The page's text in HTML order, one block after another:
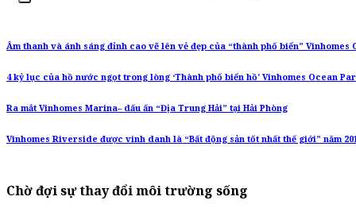
Âm thanh và ánh sáng đỉnh cao vẽ lên vẻ đẹp của “thành phố biển” Vinhomes
4 kỷ lục của hồ nước ngọt trong lòng ‘Thành phố biển hồ’ Vinhomes Ocean
Ra mắt Vinhomes Marina– dấu ấn “Địa Trung Hải” tại Hải Phòng
Vinhomes Riverside được vinh danh là “Bất động sản tốt nhất thế giới” năm
Chờ đợi sự thay đổi môi trường sống